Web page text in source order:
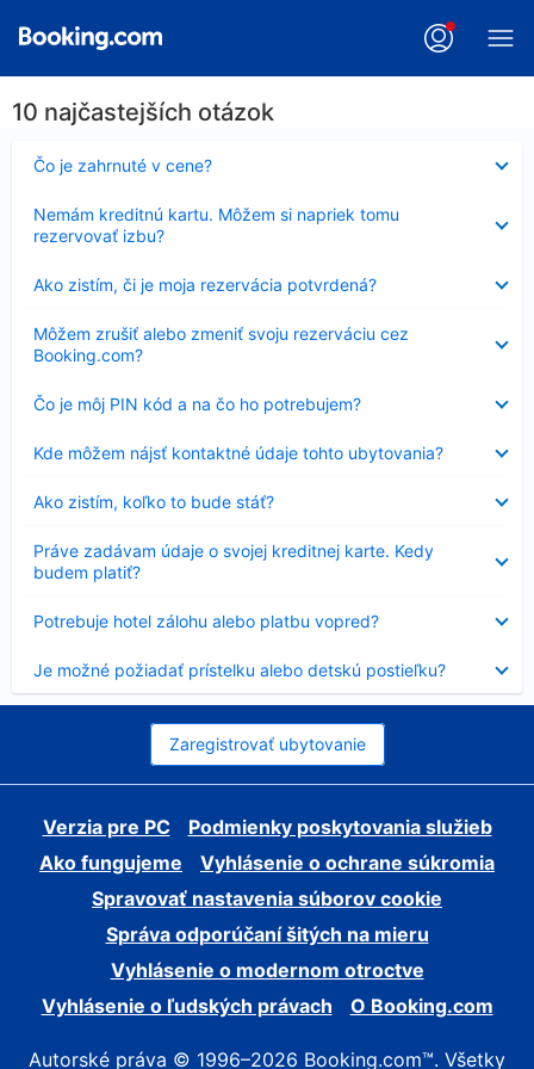
10 najčastejších otázok
Čo je zahrnuté v cene?
Nezobrazuje
sa
Nemám kreditnú kartu. Môžem si napriek tomu
rezervovať izbu?
sa
Ako zistím, či je moja rezervácia potvrdená?
sa
Môžem zrušiť alebo zmeniť svoju rezerváciu cez
Booking.com?
sa
Čo je môj PIN kód a na čo ho potrebujem?
Nezobrazuje
sa
Kde môžem nájsť kontaktné údaje tohto ubytovania?
sa
Ako zistím, koľko to bude stáť?
sa
Práve zadávam údaje o svojej kreditnej karte. Kedy
budem platiť?
sa
Potrebuje hotel zálohu alebo platbu vopred?
sa
Je možné požiadať prístelku alebo detskú postieľku?
sa
Zaregistrovať ubytovanie
Verzia pre PC
Podmienky poskytovania služieb
Ako fungujeme
Vyhlásenie o ochrane súkromia
Spravovať nastavenia súborov cookie
Správa odporúčaní šitých na mieru
Vyhlásenie o modernom otroctve
Vyhlásenie o ľudských právach
O Booking.com
Autorské práva © 1996–2026 Booking.com™. Všetky